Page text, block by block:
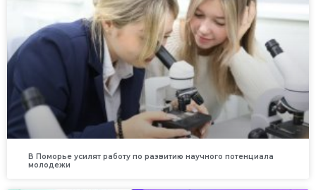
В Поморье усилят работу по развитию научного потенциала
молодежи